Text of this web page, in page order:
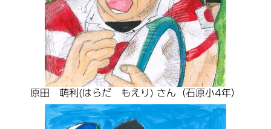
原田 萌利(はらだ もえり) さん（石原小4年）